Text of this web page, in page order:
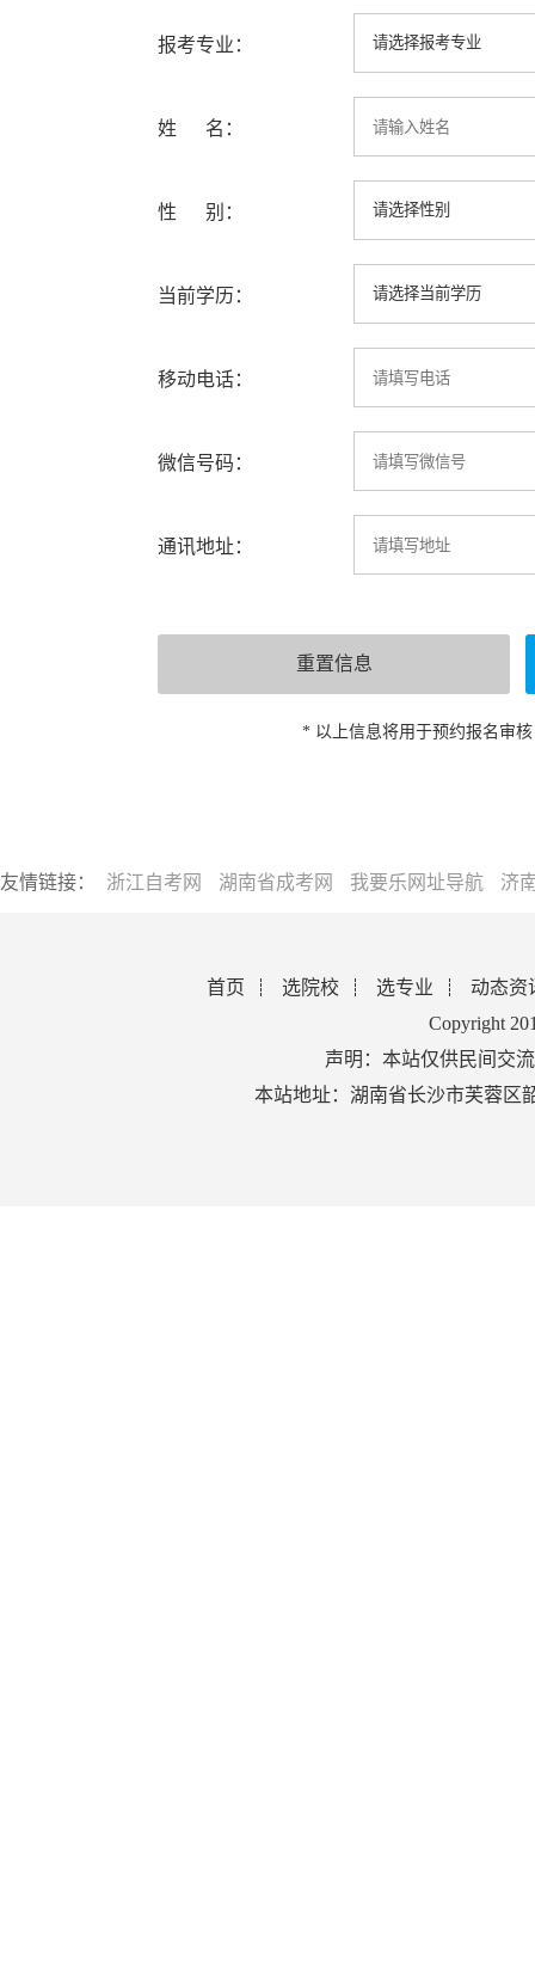
报考专业：
姓 名：
性 别：
当前学历：
移动电话：
微信号码：
通讯地址：
* 以上信息将用于预约报名审
友情链接： 浙江自考网 湖南省成考网 我要乐网址导航 济
首页 选院校 选专业
动态资
Copyright
声明：本站仅供民间交
本站地址：湖南省长沙市芙蓉区